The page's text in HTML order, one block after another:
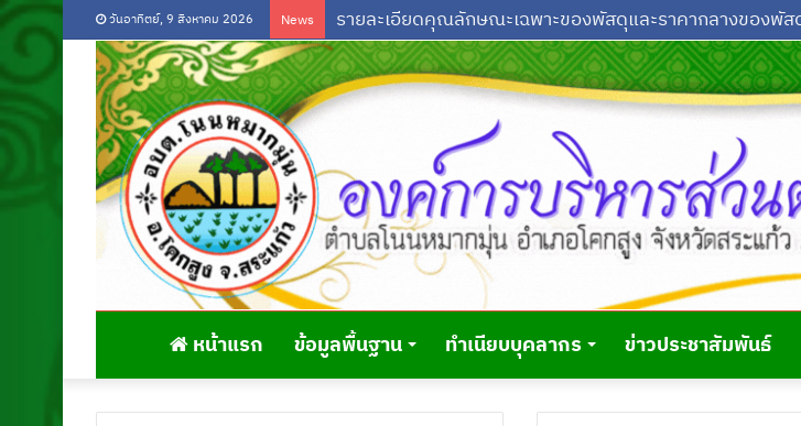
วันอาทิตย์, 9 สิงหาคม 2026 News
หน้าแรก ข้อมูลพื้นฐาน ทำเนียบบุคลากร ข่าวประชาสัมพันธ์